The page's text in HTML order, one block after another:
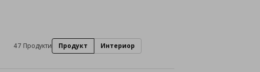
47 Продукти Продукт Интериор